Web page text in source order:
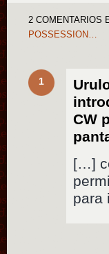
2 COMENTARIOS
POSSESSION…
1
CW
[…]
para